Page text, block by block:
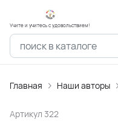
Учите и учитесь с удовольствием!
Главная Наши авторы
Артикул 322